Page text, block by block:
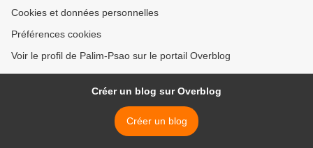
Cookies et données personnelles
Préférences cookies
Voir le profil de Palim-Psao sur le portail Overblog
Créer un blog sur Overblog
Créer un blog